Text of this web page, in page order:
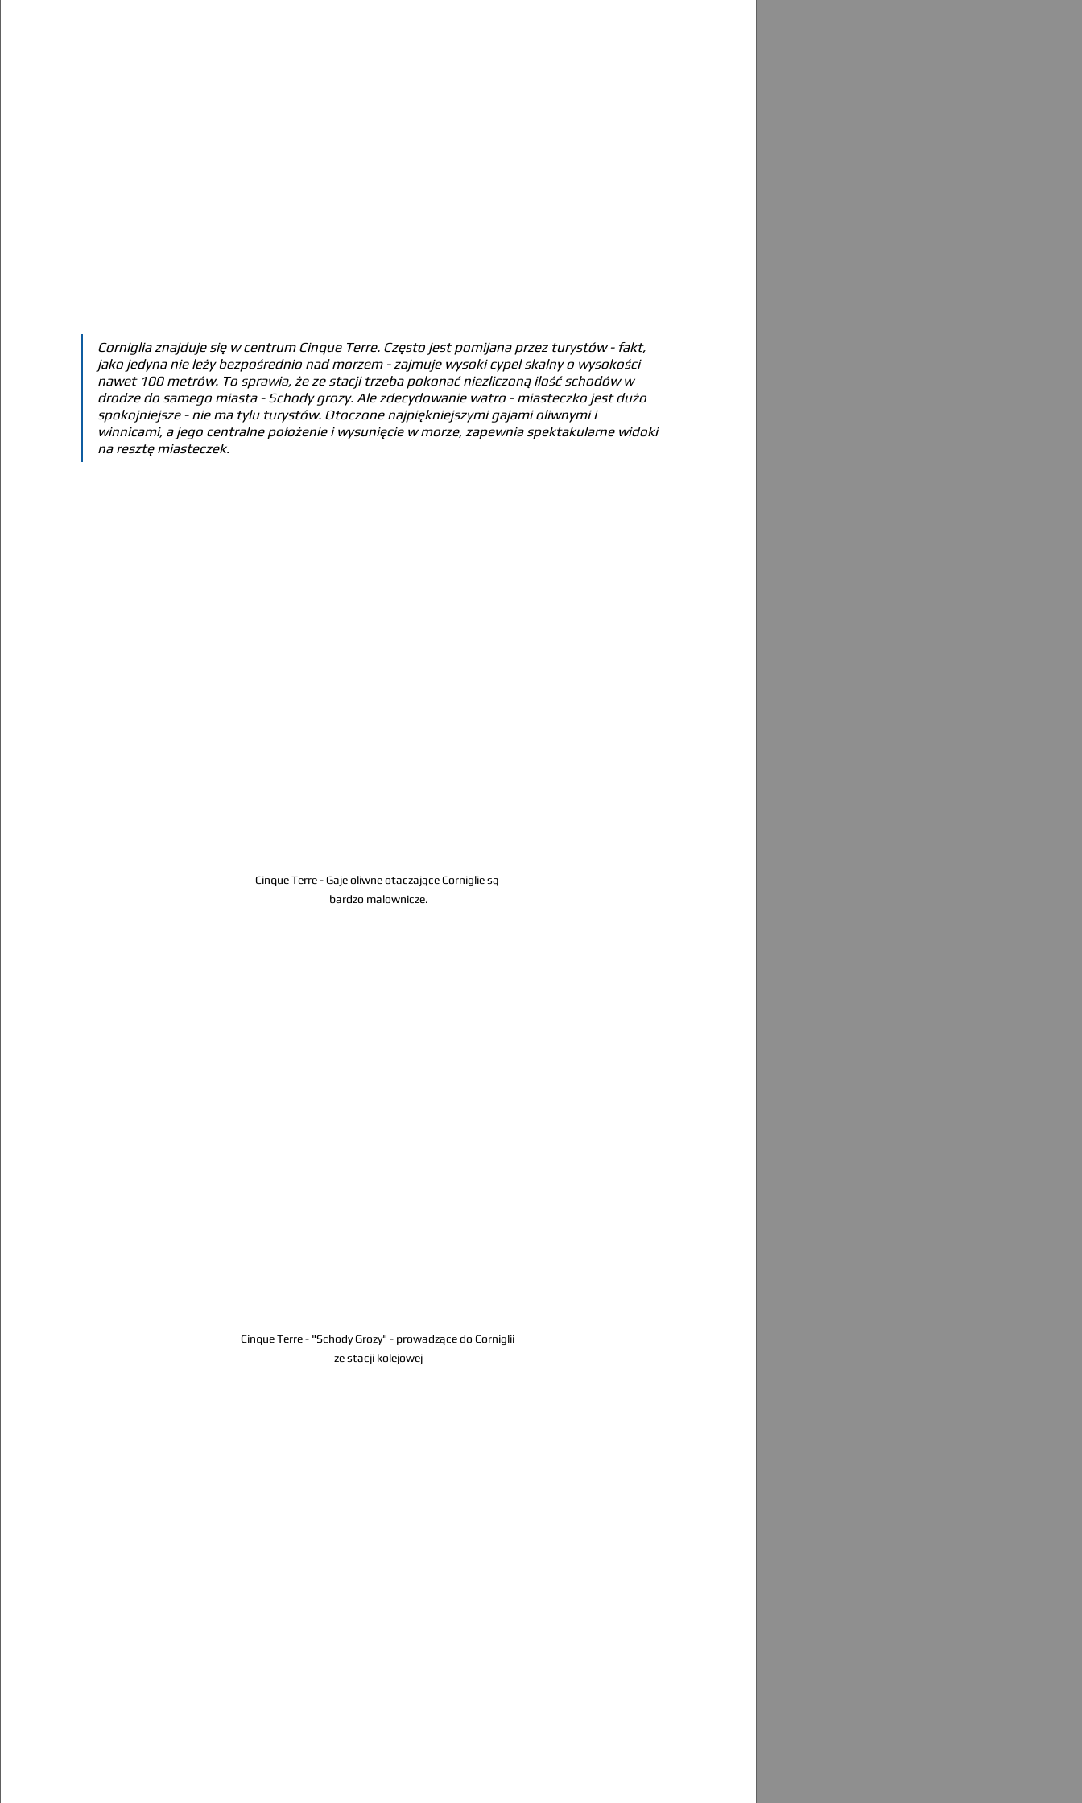
Corniglia znajduje się w centrum Cinque Terre. Często jest pomijana przez turystów - fakt,
jako jedyna nie leży bezpośrednio nad morzem - zajmuje wysoki cypel skalny o wysokości
nawet 100 metrów. To sprawia, że ze stacji trzeba pokonać niezliczoną ilość schodów w
drodze do samego miasta - Schody grozy. Ale zdecydowanie watro - miasteczko jest dużo
spokojniejsze - nie ma tylu turystów. Otoczone najpiękniejszymi gajami oliwnymi i
winnicami, a jego centralne położenie i wysunięcie w morze, zapewnia spektakularne widoki
na resztę miasteczek.
Cinque Terre - Gaje oliwne otaczające Corniglie są
bardzo malownicze.
Cinque Terre - "Schody Grozy" - prowadzące do Corniglii
ze stacji kolejowej